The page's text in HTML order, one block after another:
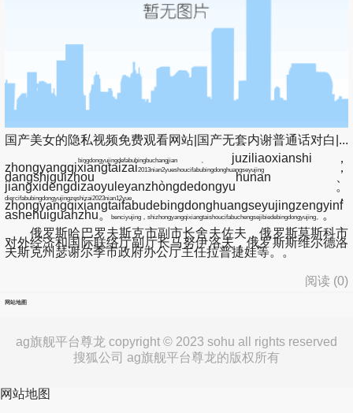
国产美女的隐私视频免费观看网站|国产无套内谢普通话对白|...
bingdongyujingdefabubingbuchangjian。 juziliaoxianshi，
zhongyangqixiangtaizai2013nian2yueshoucifabubingdonghuangseyujing，
dangshiguizhou、hunan、
jiangxidengdizaoyuleyanzhongdedongyu。
diercifabubingdongyujingzeshizai2023nian12yue，
zhongyangqixiangtaifabudebingdonghuangseyujingzengyinf
ashehuiguanzhu。 benciyujing，shizhongyangqixiangtaishoucifabuchengsejibiedebingdongyujing。 。
俄罗斯哈巴罗夫斯克市副市长舍夫佐夫，俄罗斯莫斯科市
对外经济和国际联络厅副厅长马努伊洛夫，俄罗斯斯维尔德洛
夫斯克州瑟谢尔季市政府办公厅主任拉普捷娃等。。
阅读 (0)
网站地图
ag旗舰平台尊龙 copyright © 2023 sohu all rights reserved
搜狐公司 ag旗舰平台尊龙的版权所有
网站地图